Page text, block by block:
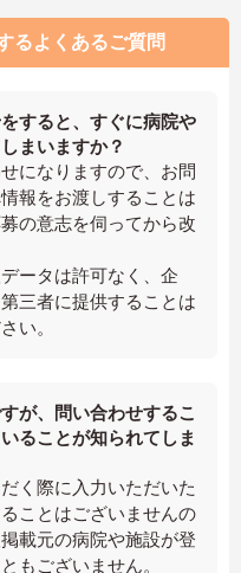
るよくあるご質問
すると、すぐに病院や
まいますか？
になりますので、お問
報をお渡しすることは
の意志を伺ってから改
ータは許可なく、企
三者に提供することは
い。
が、問い合わせするこ
ることが知られてしま
く際に入力いただいた
ことはございませんの
載元の病院や施設が登
もございません。